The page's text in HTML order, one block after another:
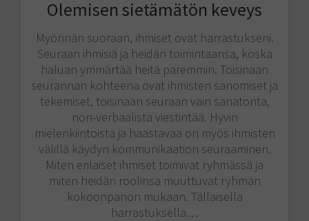
Olemisen sietämätön keveys
Myönnän suoraan, ihmiset ovat harrastukseni.
Seuraan ihmisiä ja heidän toimintaansa, koska
haluan ymmärtää heitä paremmin. Toisinaan
seurannan kohteena ovat ihmisten sanomiset ja
tekemiset, toisinaan seuraan vain sanatonta,
non-verbaalista viestintää. Hyvin
mielenkiintoista ja haastavaa on myös ihmisten
välillä käydyn kommunikaation seuraaminen.
Miten erilaiset ihmiset toimivat ryhmässä ja
miten heidän roolinsa muuttuvat ryhmän
kokoonpanon mukaan. Tällaisella
harrastuksella…